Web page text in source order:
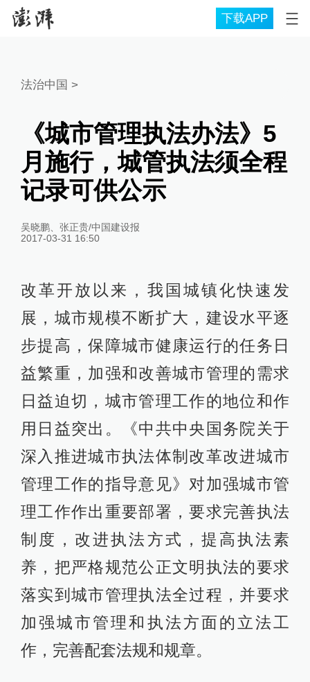
下载APP
法治中国 >
《城市管理执法办法》5
月施行，城管执法须全程
记录可供公示
吴晓鹏、张正贵/中国建设报
2017-03-31 16:50
改革开放以来，我国城镇化快速发
展，城市规模不断扩大，建设水平逐
步提高，保障城市健康运行的任务日
益繁重，加强和改善城市管理的需求
日益迫切，城市管理工作的地位和作
用日益突出。《中共中央国务院关于
深入推进城市执法体制改革改进城市
管理工作的指导意见》对加强城市管
理工作作出重要部署，要求完善执法
制度，改进执法方式，提高执法素
养，把严格规范公正文明执法的要求
落实到城市管理执法全过程，并要求
加强城市管理和执法方面的立法工
作，完善配套法规和规章。